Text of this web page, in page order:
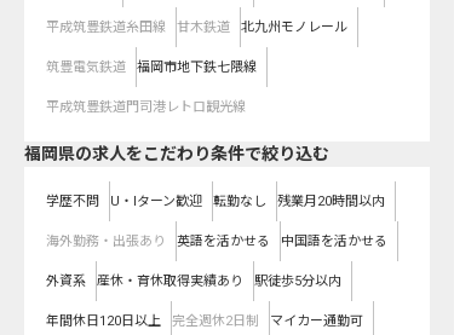
平成筑豊鉄道糸田線 甘木鉄道 北九州モノレール
筑豊電気鉄道 福岡市地下鉄七隈線
平成筑豊鉄道門司港レトロ観光線
福岡県の求人をこだわり条件で絞り込む
学歴不問 U・Iターン歓迎 転勤なし 残業月20時間以内
海外勤務・出張あり 英語を活かせる 中国語を活かせる
外資系 産休・育休取得実績あり 駅徒歩5分以内
年間休日120日以上 完全週休2日制 マイカー通勤可